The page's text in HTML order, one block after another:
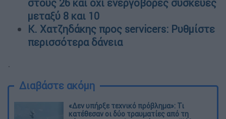
στους 26 και όχι ενεργοβόρες συσκευές
μεταξύ 8 και 10
Κ. Χατζηδάκης προς servicers: Ρυθμίστε
περισσότερα δάνεια
.
Διαβάστε ακόμη
«Δεν υπήρξε τεχνικό πρόβλημα»: Τι
κατέθεσαν οι δύο τραυματίες από τη